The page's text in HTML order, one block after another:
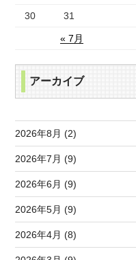
« 7月
30 31
アーカイブ
2026年8月 (2)
2026年7月 (9)
2026年6月 (9)
2026年5月 (9)
2026年4月 (8)